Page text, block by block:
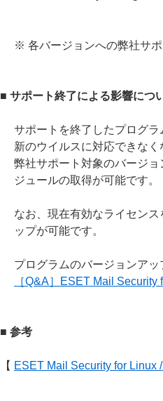
※ 各バージョンへの弊社サ
■ サポート終了による影響につ
サポートを終了したプログ
新のウイルスに対応できなく
弊社サポート対象のバージ
ジュールの取得が可能です。
なお、現在有効なライセン
ップが可能です。
プログラムのバージョンア
［Q&A］ESET Mail
■ 参考
【 ESET Mail Security for Linux